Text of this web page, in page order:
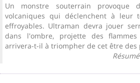
Un monstre souterrain provoque
volcaniques qui déclenchent à leur
effroyables. Ultraman devra jouer
dans l'ombre, projette des
arrivera-t-il à triompher de cet être des